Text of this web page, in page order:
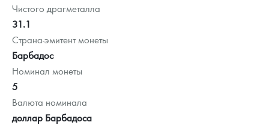
Чистого драгметалла
31.1
Страна-эмитент монеты
Барбадос
Номинал монеты
5
Валюта номинала
доллар Барбадоса